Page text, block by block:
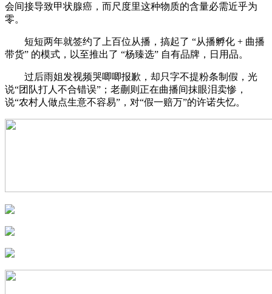
会间接导致甲状腺癌，而尺度里这种物质的含量必需近乎为
零。
短短两年就签约了上百位从播，搞起了 “从播孵化 + 曲播
带货” 的模式，以至推出了 “杨臻选” 自有品牌，日用品。
过后雨姐发视频哭唧唧报歉，却只字不提粉条制假，光
说“团队打人不合错误”；老蒯则正在曲播间抹眼泪卖惨，
说“农村人做点生意不容易”，对“假一赔万”的许诺失忆。